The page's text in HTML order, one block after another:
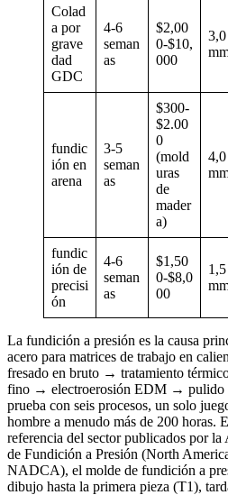
Colad
a por
grave
dad
GDC
4-6
seman
as
$2,00
0-$10,
000
3,0
fundic
ión en
arena
3-5
seman
as
$300-
$2.00
0
(mold
uras
de
mader
a)
4,0
fundic
ión de
precisi
ón
4-6
seman
as
$1,50
0-$8,0
00
1,5
La fundición a presión es la causa
acero para matrices de trabajo en
fresado en bruto → tratamiento
fino → electroerosión EDM → pulido
prueba con seis procesos, un solo
hombre a menudo más de 200 horas.
referencia del sector publicados por
de Fundición a Presión (North
NADCA), el molde de fundición a
dibujo hasta la primera pieza (T1),